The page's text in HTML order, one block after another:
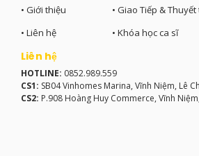
• Giới thiệu
• Liên hệ
• Giao Tiếp &
• Khóa học ca sĩ
Liên hệ
HOTLINE: 0852.989.559
CS1: SB04 Vinhomes Marina, Vĩnh Niệm, Lê
CS2: P.908 Hoàng Huy Commerce, Vĩnh